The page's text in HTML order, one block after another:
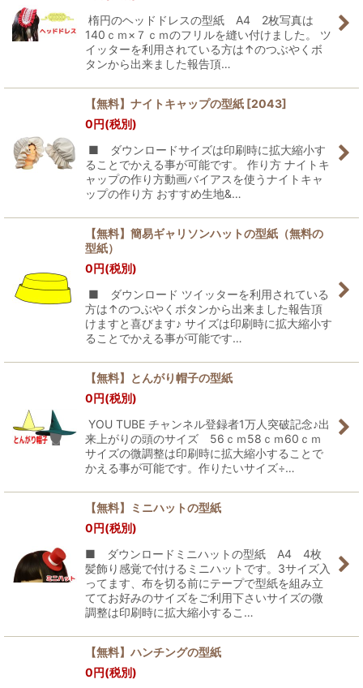
楕円のヘッドドレスの型紙 A4 2枚写真は
140ｃｍ×７ｃｍのフリルを縫い付けました。 ツ
イッターを利用されている方は↑のつぶやくボ
タンから出来ました報告頂…
【無料】ナイトキャップの型紙 [2043]
0円(税別)
■ ダウンロードサイズは印刷時に拡大縮小す
ることでかえる事が可能です。 作り方 ナイトキ
ャップの作り方動画バイアスを使うナイトキャ
ップの作り方 おすすめ生地&…
【無料】簡易ギャリソンハットの型紙（無料の
型紙）
0円(税別)
■ ダウンロード ツイッターを利用されている
方は↑のつぶやくボタンから出来ました報告頂
けますと喜びます♪ サイズは印刷時に拡大縮小す
ることでかえる事が可能です…
【無料】とんがり帽子の型紙
0円(税別)
YOU TUBE チャンネル登録者1万人突破記念♪出
来上がりの頭のサイズ 56ｃｍ58ｃｍ60ｃｍ
サイズの微調整は印刷時に拡大縮小することで
かえる事が可能です。作りたいサイズ÷…
【無料】ミニハットの型紙
0円(税別)
■ ダウンロードミニハットの型紙 A4 4枚
髪飾り感覚で付けるミニハットです。3サイズ入
ってます、布を切る前にテープで型紙を組み立
ててお好みのサイズをご利用下さいサイズの微
調整は印刷時に拡大縮小するこ…
【無料】ハンチングの型紙
0円(税別)